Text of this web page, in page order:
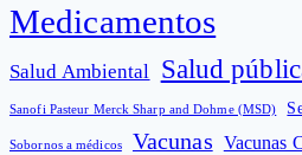
Medicamentos
Salud Ambiental Salud
Sanofi Pasteur Merck Sharp and Dohme (MSD)
Sobornos a médicos Vacunas Vacunas